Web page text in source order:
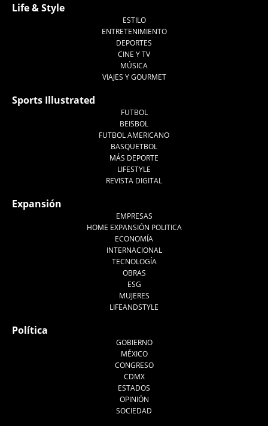
Life & Style
ESTILO
ENTRETENIMIENTO
DEPORTES
CINE Y TV
MÚSICA
VIAJES Y GOURMET
Sports Illustrated
FUTBOL
BEISBOL
FUTBOL AMERICANO
BASQUETBOL
MÁS DEPORTE
LIFESTYLE
REVISTA DIGITAL
Expansión
EMPRESAS
HOME EXPANSIÓN POLITICA
ECONOMÍA
INTERNACIONAL
TECNOLOGÍA
OBRAS
ESG
MUJERES
LIFEANDSTYLE
Política
GOBIERNO
MÉXICO
CONGRESO
CDMX
ESTADOS
OPINIÓN
SOCIEDAD